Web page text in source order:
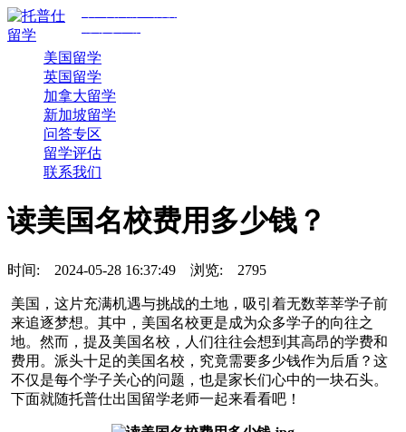
美国留学
英国留学
加拿大留学
新加坡留学
问答专区
留学评估
联系我们
读美国名校费用多少钱？
时间: 2024-05-28 16:37:49 浏览: 2795
美国，这片充满机遇与挑战的土地，吸引着无数莘莘学子前
来追逐梦想。其中，美国名校更是成为众多学子的向往之
地。然而，提及美国名校，人们往往会想到其高昂的学费和
费用。派头十足的美国名校，究竟需要多少钱作为后盾？这
不仅是每个学子关心的问题，也是家长们心中的一块石头。
下面就随托普仕出国留学老师一起来看看吧！